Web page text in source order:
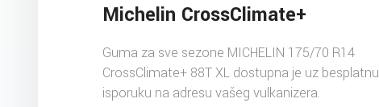
Michelin CrossClimate+
Guma za sve sezone MICHELIN 175/70 R14
CrossClimate+ 88T XL dostupna je uz besplatnu
isporuku na adresu vašeg vulkanizera.